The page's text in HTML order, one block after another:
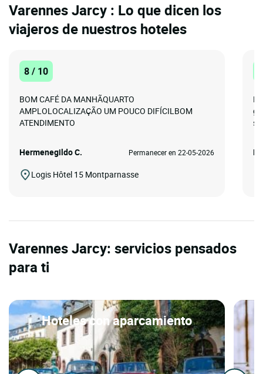
Varennes Jarcy : Lo que dicen los
viajeros de nuestros hoteles
8 / 10
BOM CAFÉ DA MANHÃQUARTO
AMPLOLOCALIZAÇÃO UM POUCO DIFÍCILBOM
ATENDIMENTO
Hermenegildo C. Permanecer en 22-05-2026
Logis Hôtel 15 Montparnasse
Varennes Jarcy: servicios pensados
para ti
Hoteles con aparcamiento